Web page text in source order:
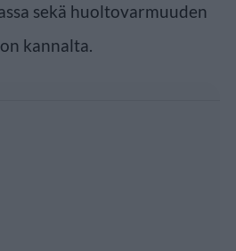
sekä huoltovarmuuden
kannalta.